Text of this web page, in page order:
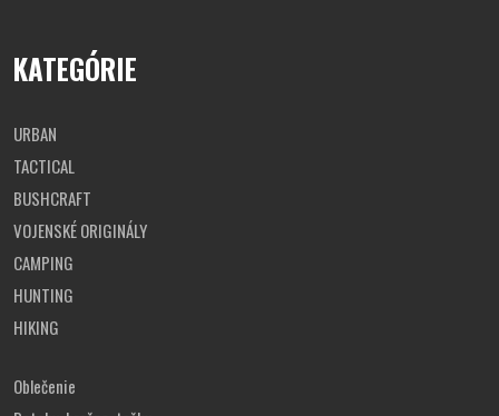
materiál: PP
KATEGÓRIE
URBAN
TACTICAL
BUSHCRAFT
VOJENSKÉ ORIGINÁLY
CAMPING
HUNTING
HIKING
Oblečenie